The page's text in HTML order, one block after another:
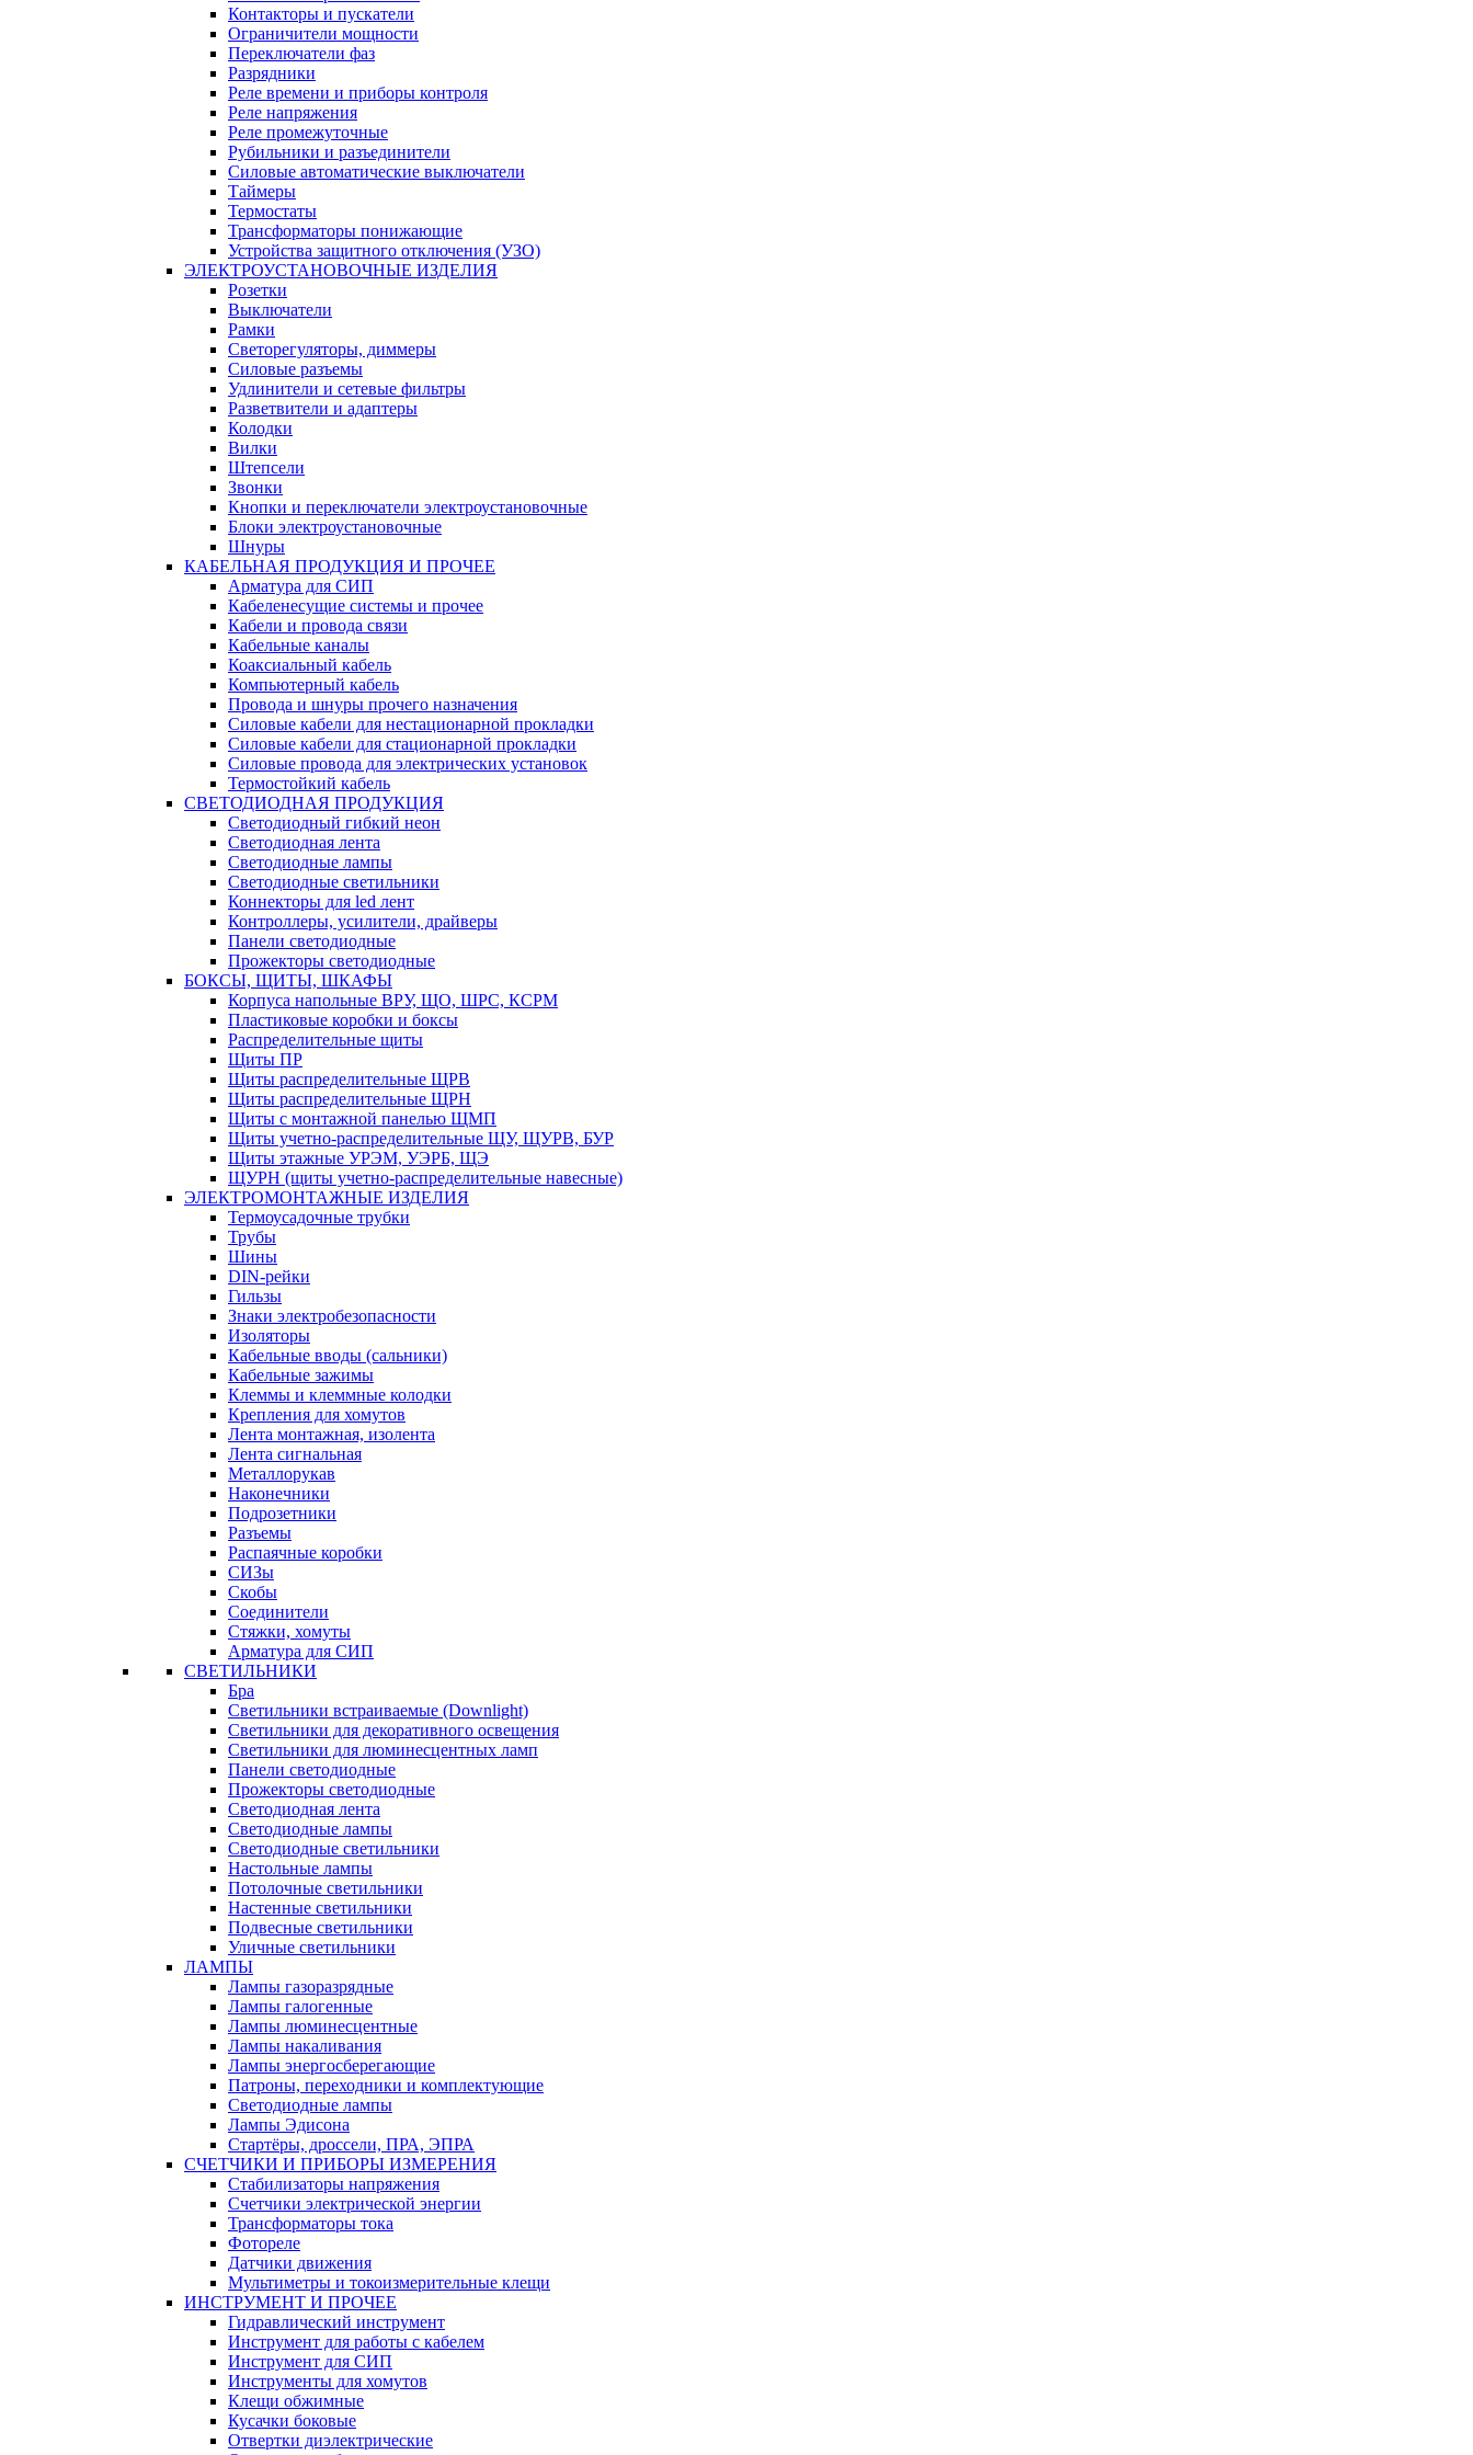
Контакторы и пускатели
Ограничители мощности
Переключатели фаз
Разрядники
Реле времени и приборы контроля
Реле напряжения
Реле промежуточные
Рубильники и разъединители
Силовые автоматические выключатели
Таймеры
Термостаты
Трансформаторы понижающие
Устройства защитного отключения (УЗО)
ЭЛЕКТРОУСТАНОВОЧНЫЕ ИЗДЕЛИЯ
Розетки
Выключатели
Рамки
Светорегуляторы, диммеры
Силовые разъемы
Удлинители и сетевые фильтры
Разветвители и адаптеры
Колодки
Вилки
Штепсели
Звонки
Кнопки и переключатели электроустановочные
Блоки электроустановочные
Шнуры
КАБЕЛЬНАЯ ПРОДУКЦИЯ И ПРОЧЕЕ
Арматура для СИП
Кабеленесущие системы и прочее
Кабели и провода связи
Кабельные каналы
Коаксиальный кабель
Компьютерный кабель
Провода и шнуры прочего назначения
Силовые кабели для нестационарной прокладки
Силовые кабели для стационарной прокладки
Силовые провода для электрических установок
Термостойкий кабель
СВЕТОДИОДНАЯ ПРОДУКЦИЯ
Светодиодный гибкий неон
Светодиодная лента
Светодиодные лампы
Светодиодные светильники
Коннекторы для led лент
Контроллеры, усилители, драйверы
Панели светодиодные
Прожекторы светодиодные
БОКСЫ, ЩИТЫ, ШКАФЫ
Корпуса напольные ВРУ, ЩО, ШРС, КСРМ
Пластиковые коробки и боксы
Распределительные щиты
Щиты ПР
Щиты распределительные ЩРВ
Щиты распределительные ЩРН
Щиты с монтажной панелью ЩМП
Щиты учетно-распределительные ЩУ, ЩУРВ, БУР
Щиты этажные УРЭМ, УЭРБ, ЩЭ
ЩУРН (щиты учетно-распределительные навесные)
ЭЛЕКТРОМОНТАЖНЫЕ ИЗДЕЛИЯ
Термоусадочные трубки
Трубы
Шины
DIN-рейки
Гильзы
Знаки электробезопасности
Изоляторы
Кабельные вводы (сальники)
Кабельные зажимы
Клеммы и клеммные колодки
Крепления для хомутов
Лента монтажная, изолента
Лента сигнальная
Металлорукав
Наконечники
Подрозетники
Разъемы
Распаячные коробки
СИЗы
Скобы
Соединители
Стяжки, хомуты
Арматура для СИП
СВЕТИЛЬНИКИ
Бра
Светильники встраиваемые (Downlight)
Светильники для декоративного освещения
Светильники для люминесцентных ламп
Панели светодиодные
Прожекторы светодиодные
Светодиодная лента
Светодиодные лампы
Светодиодные светильники
Настольные лампы
Потолочные светильники
Настенные светильники
Подвесные светильники
Уличные светильники
ЛАМПЫ
Лампы газоразрядные
Лампы галогенные
Лампы люминесцентные
Лампы накаливания
Лампы энергосберегающие
Патроны, переходники и комплектующие
Светодиодные лампы
Лампы Эдисона
Стартёры, дроссели, ПРА, ЭПРА
СЧЕТЧИКИ И ПРИБОРЫ ИЗМЕРЕНИЯ
Стабилизаторы напряжения
Счетчики электрической энергии
Трансформаторы тока
Фотореле
Датчики движения
Мультиметры и токоизмерительные клещи
ИНСТРУМЕНТ И ПРОЧЕЕ
Гидравлический инструмент
Инструмент для работы с кабелем
Инструмент для СИП
Инструменты для хомутов
Клещи обжимные
Кусачки боковые
Отвертки диэлектрические